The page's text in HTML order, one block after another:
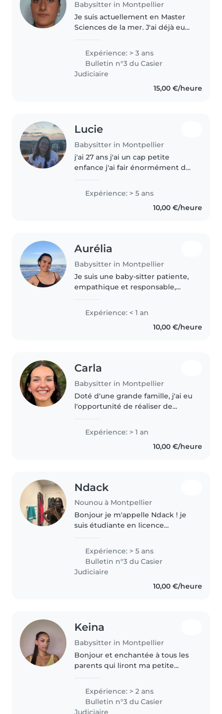
Babysitter in Montpellier
Je suis actuellement en Master
Sciences de la mer. J'ai déjà eu
dès 3 ans, et j'ai travaillé en tant
qu'animatrice en centre de
loisirs avec des enfants..
Expérience: > 3 ans
Bulletin n°3 du Casier
Judiciaire
15,00 €/heure
Lucie
Babysitter in Montpellier
j'ai 27 ans j'ai un cap petite
enfance j'ai fair énormément de
garde d'enfant j'ai travailler en
crèche en école maternelle en
Expérience: > 5 ans
10,00 €/heure
Aurélia
Babysitter in Montpellier
Je suis une baby-sitter patiente,
empathique et responsable,
enfants. Actuellement étudiante
en sciences (SVSE), je suis
certifiée en premiers secours...
Expérience: < 1 an
10,00 €/heure
Carla
Babysitter in Montpellier
Doté d'une grande famille, j'ai eu
l'opportunité de réaliser de
âge. Je suis toujours ponctuelle
et j'aime organiser des..
Expérience: > 1 an
10,00 €/heure
Ndack
Nounou à Montpellier
Bonjour je m'appelle Ndack ! je
suis étudiante en licence
famille composée de trois
enfants donc j'ai souvent été
amené, plus jeune, à m'occuper
Expérience: > 5 ans
Bulletin n°3 du Casier
Judiciaire
10,00 €/heure
Keina
Babysitter in Montpellier
Bonjour et enchantée à tous les
parents qui liront ma petite
Keina j'ai 20 ans. J'ai assurée du
babysitting régulier, cinq fois par
semaine ainsi que les..
Expérience: > 2 ans
Bulletin n°3 du Casier
Judiciaire